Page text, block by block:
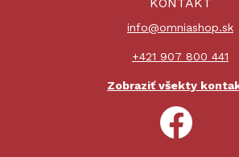
info@omniashop.sk
+421 907 800 441
Zobraziť všekty